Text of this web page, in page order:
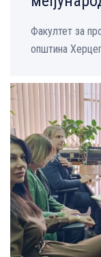
Факултет за
општина